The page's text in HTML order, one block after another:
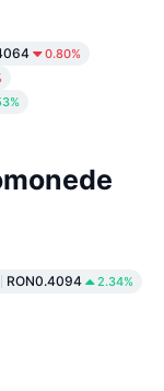
0.80%
RON0.4094 2.34%